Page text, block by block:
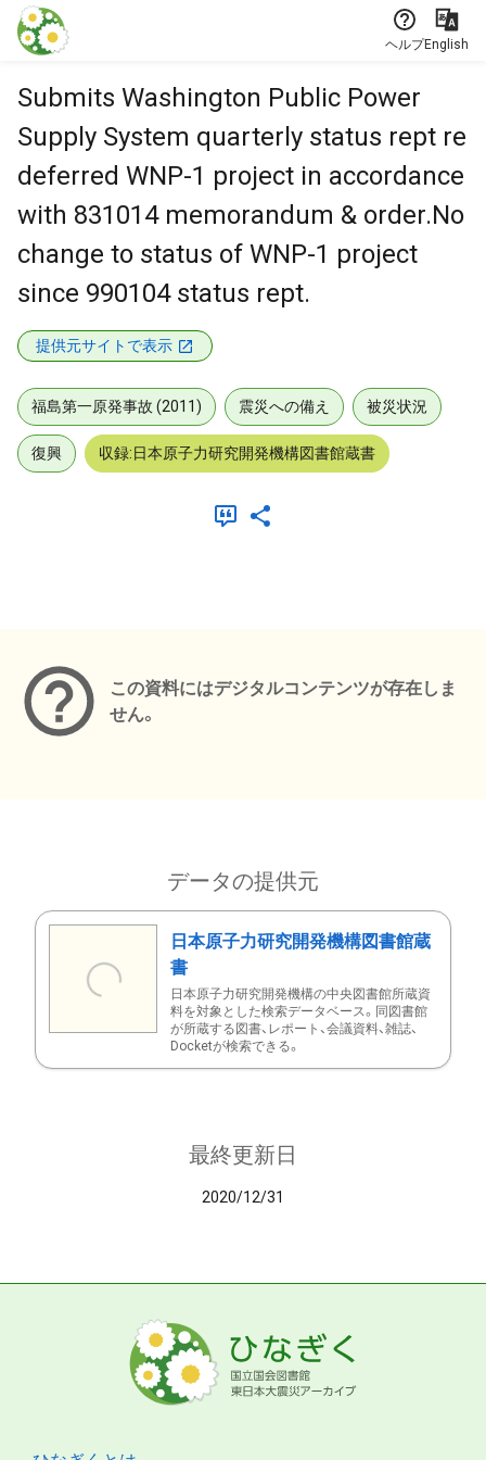
本文に飛ぶ
ヘルプEnglish
Submits Washington Public Power
Supply System quarterly status rept re
deferred WNP-1 project in accordance
with 831014 memorandum & order.No
change to status of WNP-1 project
since 990104 status rept.
提供元サイトで表示
福島第一原発事故 (2011) 震災への備え 被災状況
復興 収録:日本原子力研究開発機構図書館蔵書
この資料にはデジタルコンテンツが存在しま
せん。
データの提供元
日本原子力研究開発機構図書館蔵
書
日本原子力研究開発機構の中央図書館所蔵資
料を対象とした検索データベース。同図書館
が所蔵する図書、レポート、会議資料、雑誌、
Docketが検索できる。
最終更新日
2020/12/31